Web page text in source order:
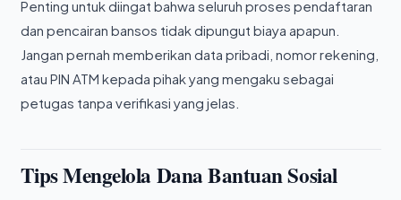
Penting untuk diingat bahwa seluruh proses pendaftaran
dan pencairan bansos tidak dipungut biaya apapun.
Jangan pernah memberikan data pribadi, nomor rekening,
atau PIN ATM kepada pihak yang mengaku sebagai
petugas tanpa verifikasi yang jelas.
Tips Mengelola Dana Bantuan Sosial